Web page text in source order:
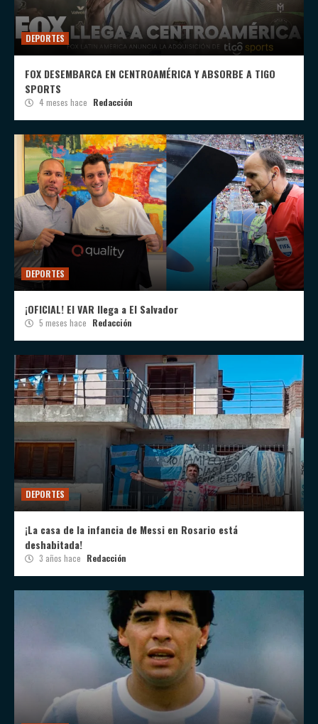
DEPORTES
FOX DESEMBARCA EN CENTROAMÉRICA Y ABSORBE A TIGO
SPORTS
4 meses hace Redacción
DEPORTES
¡OFICIAL! El VAR llega a El Salvador
5 meses hace Redacción
DEPORTES
¡La casa de la infancia de Messi en Rosario está
deshabitada!
3 años hace Redacción